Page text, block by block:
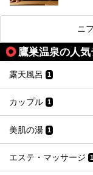
チーム
こだわ
ススメ
ニ
鷹巣温泉の人
露天風呂 1
カップル 1
美肌の湯 1
エステ・マッサージ 1